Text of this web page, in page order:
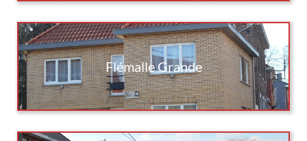
Flémalle Grande